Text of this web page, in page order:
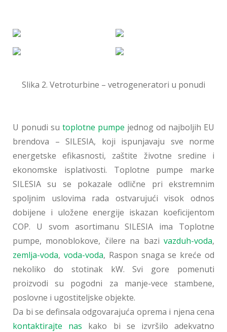
Slika 2. Vetroturbine – vetrogeneratori u ponudi
U ponudi su toplotne pumpe jednog od najboljih EU
brendova – SILESIA, koji ispunjavaju sve norme
energetske efikasnosti, zaštite životne sredine i
ekonomske isplativosti. Toplotne pumpe marke
SILESIA su se pokazale odlične pri ekstremnim
spoljnim uslovima rada ostvarujući visok odnos
dobijene i uložene energije iskazan koeficijentom
COP. U svom asortimanu SILESIA ima Toplotne
pumpe, monoblokove, čilere na bazi vazduh-voda,
zemlja-voda, voda-voda, Raspon snaga se kreće od
nekoliko do stotinak kW. Svi gore pomenuti
proizvodi su pogodni za manje-vece stambene,
poslovne i ugostiteljske objekte.
Da bi se definsala odgovarajuća oprema i njena cena
kontaktirajte nas kako bi se izvršilo adekvatno